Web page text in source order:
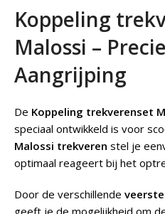
Koppeling
Malossi –
Aangrijping
De Koppeling trekverenset
speciaal ontwikkeld is voor
Malossi trekveren stel je
optimaal reageert bij het
Door de verschillende
geeft je de mogelijkheid om